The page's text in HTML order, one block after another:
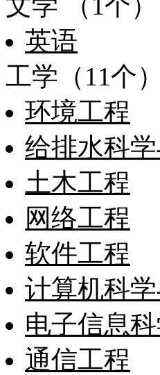
英语
工学（11个）
环境工程
给排水科
土木工程
网络工程
软件工程
计算机科
电子信息
通信工程